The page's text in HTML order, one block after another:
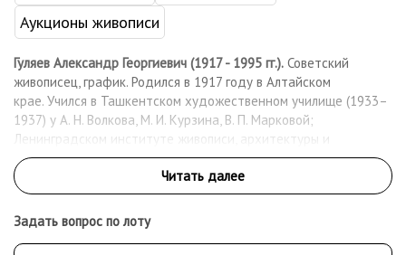
Аукционы живописи
Гуляев Александр Георгиевич (1917 - 1995 гг.). Советский
живописец, график. Родился в 1917 году в Алтайском
крае. Учился в Ташкентском художественном училище (1933–
1937) у А. Н. Волкова, М. И. Курзина, В. П. Марковой;
Ленинградском институте живописи, архитектуры и
скульптуры — Институте живописи, скульптуры и архитектуры
им. И. Е. Репина (1937–1941, 1944–1946) на живописном
факультете у А. Е. Карева, И. П. Степашкина, Е. М. Чепцова, М. Д.
Бернштейна, Л. Ф. Овсянникова, А. А. Осмёркина. В 1946
выполнил дипломную работу-картину «Минин и Пожарский»,
Задать вопрос по лоту